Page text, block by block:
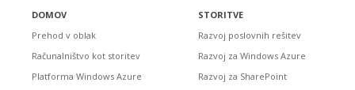
DOMOV
Prehod v oblak
Računalništvo kot storitev
Platforma Windows Azure
STORITVE
Razvoj poslovnih rešitev
Razvoj za Windows Azure
Razvoj za SharePoint